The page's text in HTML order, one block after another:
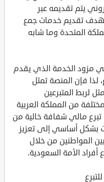
يتم تقديمه عبر
بهدف تقديم خدمات جمع
المتحدة وما شابه
مزود الخدمة الذي يقدم
لذا فإن المنصة تمثل
لربط المتبرعين
من المملكة العربية
تبرع مالي شفافة خالية من
بشكل أساسي إلى تعزيز
المواطنين من خلال
أفراد الأمة السعودية.